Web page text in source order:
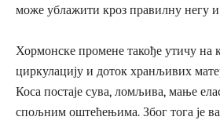
може ублажити кроз правилну негу
Хормонске промене такође утичу на
циркулацију и доток хранљивих
Коса постаје сува, ломљива, мање
спољним оштећењима. Због тога је